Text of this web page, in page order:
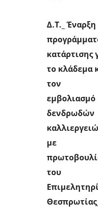
Δ.Τ._ Έναρξη
κατάρτισης
το κλάδεμα
τον
εμβολιασμό
δενδρωδών
με
του